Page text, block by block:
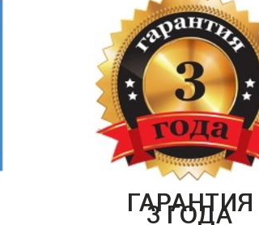
ГАРАНТИЯ
3 ГОДА